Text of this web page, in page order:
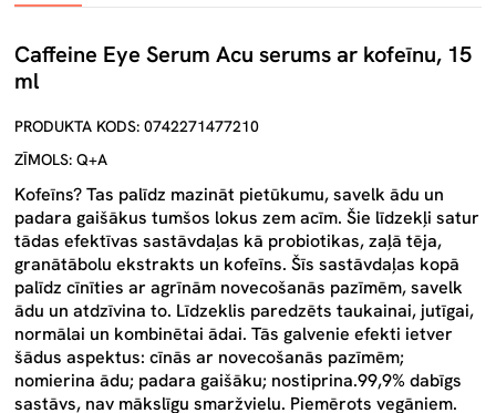
Caffeine Eye Serum Acu serums ar kofeīnu, 15
ml
PRODUKTA KODS: 0742271477210
ZĪMOLS: Q+A
Kofeīns? Tas palīdz mazināt pietūkumu, savelk ādu un
padara gaišākus tumšos lokus zem acīm. Šie līdzekļi satur
tādas efektīvas sastāvdaļas kā probiotikas, zaļā tēja,
granātābolu ekstrakts un kofeīns. Šīs sastāvdaļas kopā
palīdz cīnīties ar agrīnām novecošanās pazīmēm, savelk
ādu un atdzīvina to. Līdzeklis paredzēts taukainai, jutīgai,
normālai un kombinētai ādai. Tās galvenie efekti ietver
šādus aspektus: cīnās ar novecošanās pazīmēm;
nomierina ādu; padara gaišāku; nostiprina.99,9% dabīgs
sastāvs, nav mākslīgu smaržvielu. Piemērots vegāniem.